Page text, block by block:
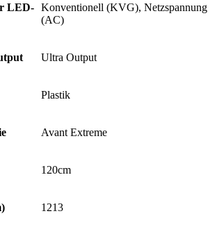
LED- Konventionell (KVG), Netzspannung
(AC)
Ultra Output
Plastik
Avant Extreme
120cm
1213